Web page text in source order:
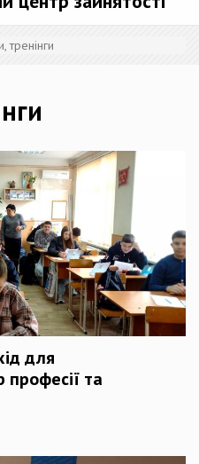
тренінги
для
професії та